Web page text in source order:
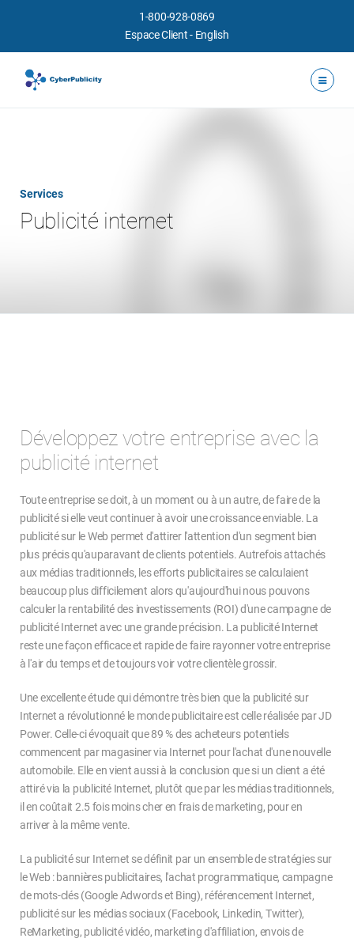
1-800-928-0869
Espace Client- English
Services
Publicité internet
Développez votre entreprise avec la
publicité internet
Toute entreprise se doit, à un moment ou à un autre, de faire de la
publicité si elle veut continuer à avoir une croissance enviable. La
publicité sur le Web permet d'attirer l'attention d'un segment bien
plus précis qu'auparavant de clients potentiels. Autrefois attachés
aux médias traditionnels, les efforts publicitaires se calculaient
beaucoup plus difficilement alors qu'aujourd'hui nous pouvons
calculer la rentabilité des investissements (ROI) d'une campagne de
publicité Internet avec une grande précision. La publicité Internet
reste une façon efficace et rapide de faire rayonner votre entreprise
à l'air du temps et de toujours voir votre clientèle grossir.
Une excellente étude qui démontre très bien que la publicité sur
Internet a révolutionné le monde publicitaire est celle réalisée par JD
Power. Celle-ci évoquait que 89 % des acheteurs potentiels
commencent par magasiner via Internet pour l'achat d'une nouvelle
automobile. Elle en vient aussi à la conclusion que si un client a été
attiré via la publicité Internet, plutôt que par les médias traditionnels,
il en coûtait 2.5 fois moins cher en frais de marketing, pour en
arriver à la même vente.
La publicité sur Internet se définit par un ensemble de stratégies sur
le Web : bannières publicitaires, l'achat programmatique, campagne
de mots-clés (Google Adwords et Bing), référencement Internet,
publicité sur les médias sociaux (Facebook, Linkedin, Twitter),
ReMarketing, publicité vidéo, marketing d'affiliation, envois de